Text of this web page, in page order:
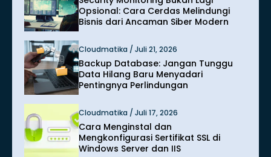
Opsional: Cara Cerdas Melindungi
Bisnis dari Ancaman Siber Modern
Cloudmatika / Juli 21, 2026
Backup Database: Jangan Tunggu
Data Hilang Baru Menyadari
Pentingnya Perlindungan
Cloudmatika / Juli 17, 2026
Cara Menginstal dan
Mengkonfigurasi Sertifikat SSL di
Windows Server dan IIS